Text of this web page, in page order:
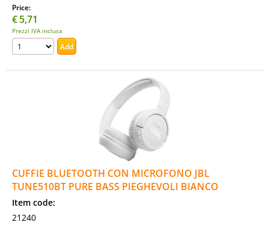
Price:
€5,71
Prezzi IVA inclusa
CUFFIE BLUETOOTH CON MICROFONO JBL
TUNE510BT PURE BASS PIEGHEVOLI BIANCO
Item code:
21240